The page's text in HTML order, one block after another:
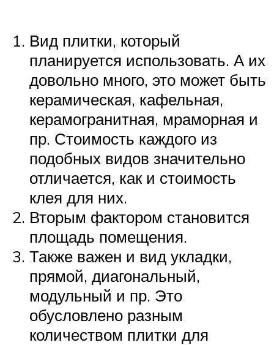
Вид плитки, который
планируется использовать. А их
довольно много, это может быть
керамическая, кафельная,
керамогранитная, мраморная и
пр. Стоимость каждого из
подобных видов значительно
отличается, как и стоимость
клея для них.
Вторым фактором становится
площадь помещения.
Также важен и вид укладки,
прямой, диагональный,
модульный и пр. Это
обусловлено разным
количеством плитки для